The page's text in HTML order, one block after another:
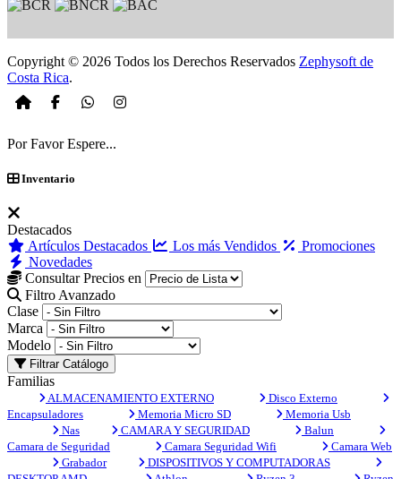
Copyright © 2026 Todos los Derechos Reservados Zephysoft de
Costa Rica.
Por Favor Espere...
Inventario
Destacados
Artículos Destacados
Los más Vendidos
Promociones
Novedades
Consultar Precios en
Filtro Avanzado
Clase
Marca
Modelo
Filtrar Catálogo
Familias
ALMACENAMIENTO EXTERNO
Disco Externo
Encapsuladores
Memoria Micro SD
Memoria Usb
Nas
CAMARA Y SEGURIDAD
Balun
Camara de Seguridad
Camara Seguridad Wifi
Camara Web
Grabador
DISPOSITIVOS Y COMPUTADORAS